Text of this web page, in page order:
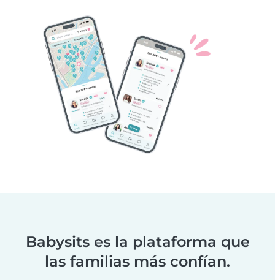
Babysits es la plataforma que
las familias más confían.